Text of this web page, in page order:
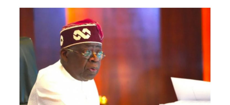
The statement said Canadian officials expected at the
conference include President of the Treasury Board of
Canada, Shafqat Ali; Ontario Minister of Citizenship and
Multiculturalism, Graham McGregor; Ontario lawmaker
Deepak Anand; Brampton Mayor Patrick Brown;
Councillor Rod Power; and Ontario Minister of Women
and Economic Opportunities, Charmaine Williams.